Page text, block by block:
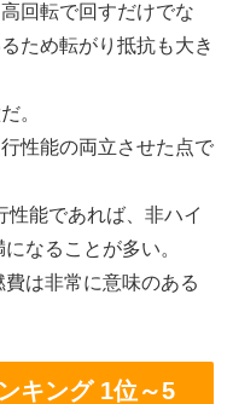
回転で回すだけでな
ため転がり抵抗も大き
。
性能の両立させた点で
能であれば、非ハイ
なることが多い。
は非常に意味のある
キング 1位～5